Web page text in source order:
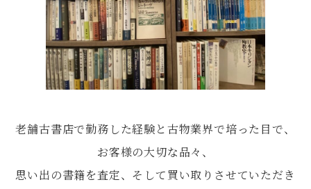
老舗古書店で勤務した経験と古物業界で培った目で、
お客様の大切な品々、
思い出の書籍を査定、そして買い取りさせていただき